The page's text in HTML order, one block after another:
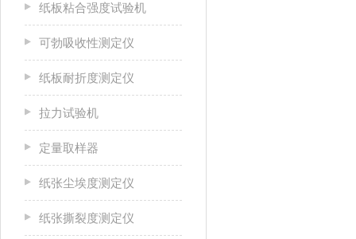
纸板粘合强度试验机
可勃吸收性测定仪
纸板耐折度测定仪
拉力试验机
定量取样器
纸张尘埃度测定仪
纸张撕裂度测定仪